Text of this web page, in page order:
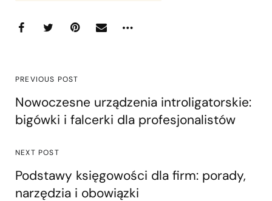
PREVIOUS POST
Nowoczesne urządzenia introligatorskie:
bigówki i falcerki dla profesjonalistów
NEXT POST
Podstawy księgowości dla firm: porady,
narzędzia i obowiązki